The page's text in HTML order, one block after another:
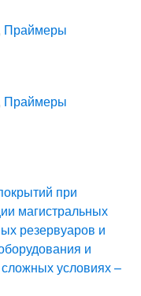
Праймеры
Праймеры
при
магистральных
резервуаров и
и
условиях –